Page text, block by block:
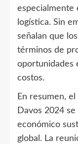
especialmente
logística. Sin
señalan que
términos de
oportunidades
costos.
En resumen,
Davos 2024
económico
global. La